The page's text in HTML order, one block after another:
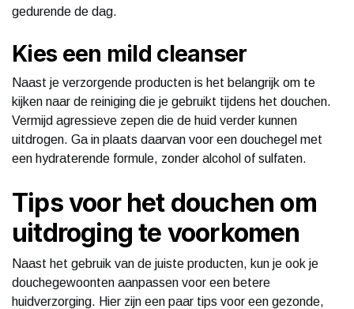
gedurende de dag.
Kies een mild cleanser
Naast je verzorgende producten is het belangrijk om te
kijken naar de reiniging die je gebruikt tijdens het douchen.
Vermijd agressieve zepen die de huid verder kunnen
uitdrogen. Ga in plaats daarvan voor een douchegel met
een hydraterende formule, zonder alcohol of sulfaten.
Tips voor het douchen om
uitdroging te voorkomen
Naast het gebruik van de juiste producten, kun je ook je
douchegewoonten aanpassen voor een betere
huidverzorging. Hier zijn een paar tips voor een gezonde,